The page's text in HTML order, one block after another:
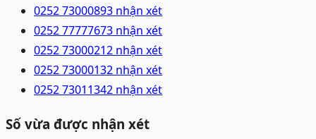
0252 73000893 nhận xét
0252 77777673 nhận xét
0252 73000212 nhận xét
0252 73000132 nhận xét
0252 73011342 nhận xét
Số vừa được nhận xét